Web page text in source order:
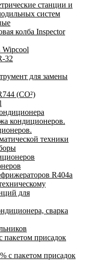
станции и
систем
колба Inspector
Wipcool
32
для замены
(CO²)
кондиционеров.
техники
R404a
для
сварка
пакетом присадок
с пакетом присадок